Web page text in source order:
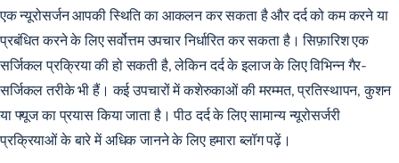
एक न्यूरोसर्जन आपकी स्थिति का आकलन कर सकता है और दर्द को कम करने या
प्रबंधित करने के लिए सर्वोत्तम उपचार निर्धारित कर सकता है। सिफ़ारिश एक
सर्जिकल प्रक्रिया की हो सकती है, लेकिन दर्द के इलाज के लिए विभिन्न गैर-
सर्जिकल तरीके भी हैं। कई उपचारों में कशेरुकाओं की मरम्मत, प्रतिस्थापन, कुशन
या फ्यूज का प्रयास किया जाता है। पीठ दर्द के लिएसामान्य न्यूरोसर्जरी
प्रक्रियाओं के बारे में अधिक जाननेके लिए हमारा ब्लॉग पढ़ें।